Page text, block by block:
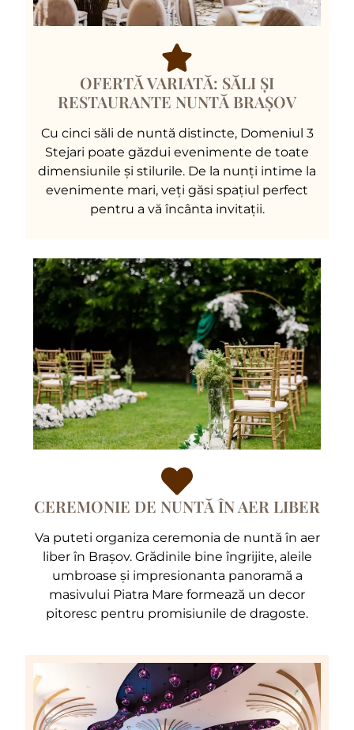
OFERTĂ VARIATĂ: SĂLI ȘI
RESTAURANTE NUNTĂ BRAȘOV
Cu cinci săli de nuntă distincte, Domeniul 3
Stejari poate găzdui evenimente de toate
dimensiunile și stilurile. De la nunți intime la
evenimente mari, veți găsi spațiul perfect
pentru a vă încânta invitații.
CEREMONIE DE NUNTĂ ÎN AER LIBER
Va puteti organiza ceremonia de nuntă în aer
liber în Brașov. Grădinile bine îngrijite, aleile
umbroase și impresionanta panoramă a
masivului Piatra Mare formează un decor
pitoresc pentru promisiunile de dragoste.